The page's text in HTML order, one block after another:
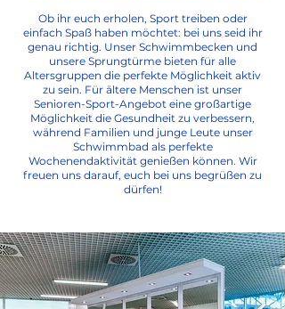
Ob ihr euch erholen, Sport treiben oder
einfach Spaß haben möchtet: bei uns seid ihr
genau richtig. Unser Schwimmbecken und
unsere Sprungtürme bieten für alle
Altersgruppen die perfekte Möglichkeit aktiv
zu sein. Für ältere Menschen ist unser
Senioren-Sport-Angebot eine großartige
Möglichkeit die Gesundheit zu verbessern,
während Familien und junge Leute unser
Schwimmbad als perfekte
Wochenendaktivität genießen können. Wir
freuen uns darauf, euch bei uns begrüßen zu
dürfen!